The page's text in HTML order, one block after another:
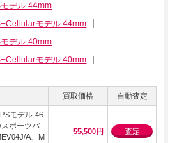
デル 44mm
モデル 44mm
デル 40mm
モデル 40mm
買取価格 自動査定
モデル 46
ポーツバ
A、M
55,500円 査定